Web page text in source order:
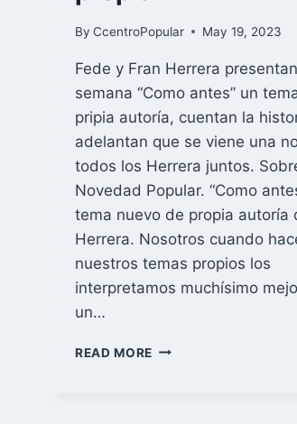
By CcentroPopular May 19, 2023
Fede y Fran Herrera
semana “Como antes” un
pripia autoría, cuentan la
adelantan que se viene una
todos los Herrera juntos.
Novedad Popular. “Como
tema nuevo de propia autoría
Herrera. Nosotros cuando
nuestros temas propios los
interpretamos muchísimo
un…
READ MORE LOS